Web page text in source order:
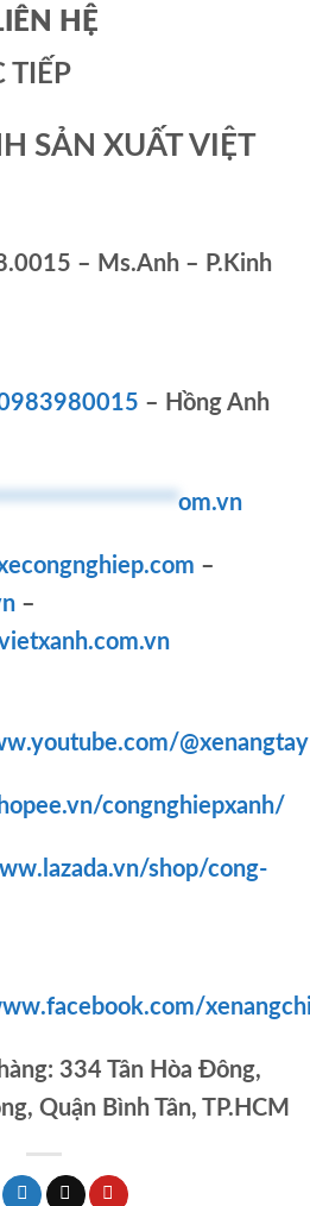
HỆ
TIẾP
SẢN XUẤT VIỆT
– Ms.Anh – P.Kinh
– Hồng Anh
om.vn
–
–
@xenangtay
congnghiepxanh/
shop/cong-
334 Tân Hòa Đông,
Quận Bình Tân, TP.HCM